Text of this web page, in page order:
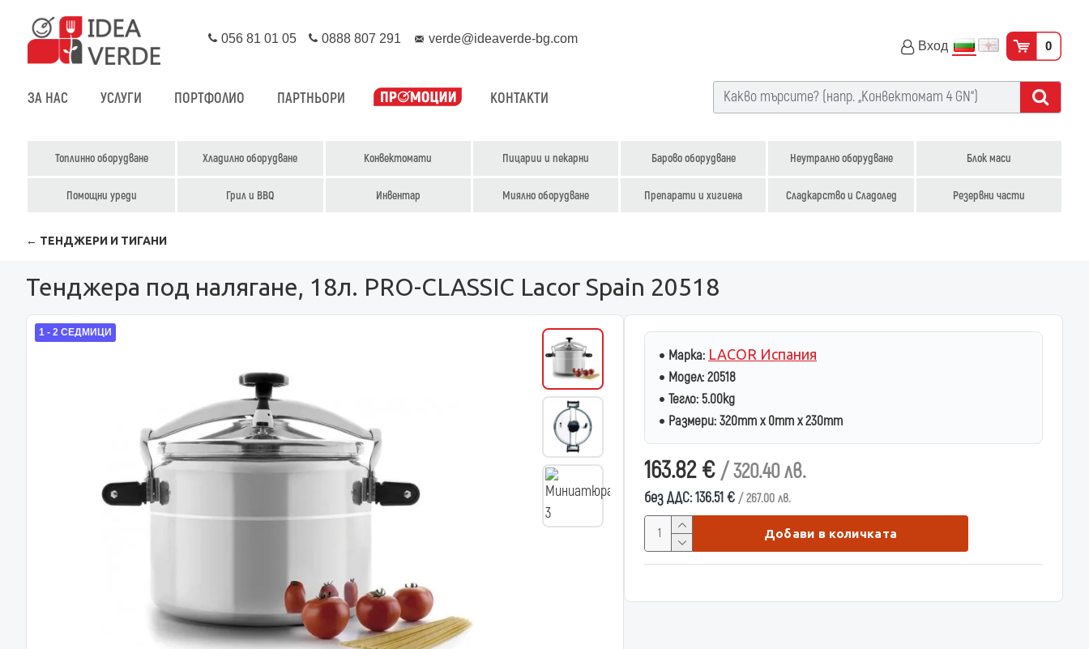
056 81 01 05 0888 807 291 verde@ideaverde-bg.com
Вход 0
ЗА НАС УСЛУГИ ПОРТФОЛИО ПАРТНЬОРИ КОНТАКТИ
Топлинно оборудване Хладилно оборудване Конвектомати Пицарии и пекарни Барово оборудване Неутрално оборудване Блок маси
Помощни уреди Грил и BBQ Инвентар Миялно оборудване Препарати и хигиена Сладкарство и Сладолед Резервни части
← ТЕНДЖЕРИ И ТИГАНИ
Тенджера под налягане, 18л. PRO-CLASSIC Lacor Spain 20518
1 - 2 СЕДМИЦИ
163.82 € / 320.40 лв.
без ДДС: 136.51 € / 267.00 лв.
Марка: LACOR Испания
Модел:20518
Тегло: 5.00kg
Размери:320mm x 0mm x 230mm
Добави в количката